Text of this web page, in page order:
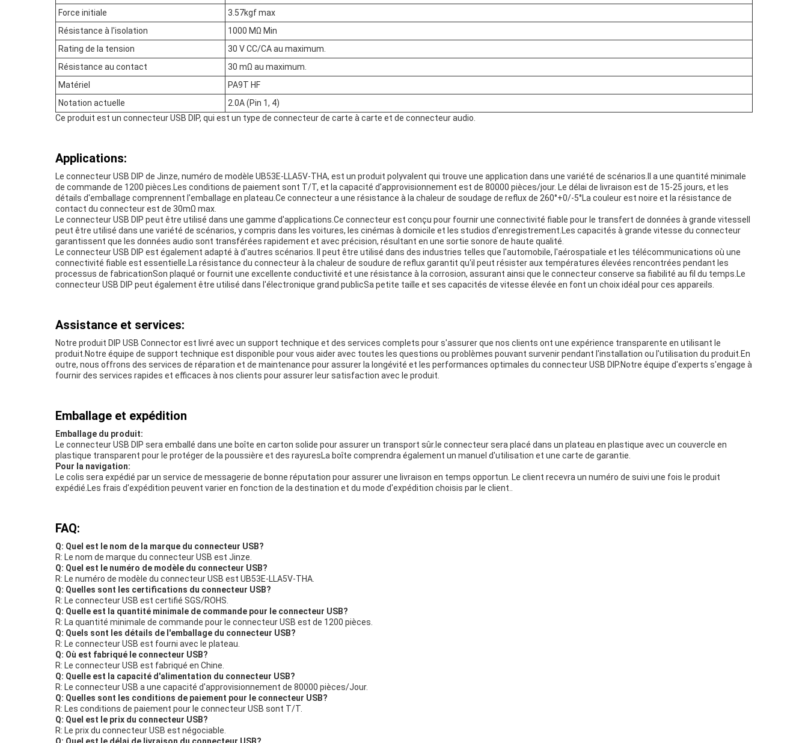
Force initiale
3.57kgf max
Résistance à l'isolation
1000 MΩ Min
Rating de la tension
30 V CC/CA au maximum.
Résistance au contact
30 mΩ au maximum.
Matériel
PA9T HF
Notation actuelle
2.0A (Pin 1, 4)
Ce produit est un connecteur USB DIP, qui est un type de connecteur de carte à carte et de connecteur audio.
Applications:
Le connecteur USB DIP de Jinze, numéro de modèle UB53E-LLA5V-THA, est un produit polyvalent qui trouve une application dans une variété de scénarios.Il a une quantité minimale
de commande de 1200 pièces.Les conditions de paiement sont T/T, et la capacité d'approvisionnement est de 80000 pièces/jour. Le délai de livraison est de 15-25 jours, et les
détails d'emballage comprennent l'emballage en plateau.Ce connecteur a une résistance à la chaleur de soudage de reflux de 260°+0/-5°La couleur est noire et la résistance de
contact du connecteur est de 30mΩ max.
Le connecteur USB DIP peut être utilisé dans une gamme d'applications.Ce connecteur est conçu pour fournir une connectivité fiable pour le transfert de données à grande vitesseIl
peut être utilisé dans une variété de scénarios, y compris dans les voitures, les cinémas à domicile et les studios d'enregistrement.Les capacités à grande vitesse du connecteur
garantissent que les données audio sont transférées rapidement et avec précision, résultant en une sortie sonore de haute qualité.
Le connecteur USB DIP est également adapté à d'autres scénarios. Il peut être utilisé dans des industries telles que l'automobile, l'aérospatiale et les télécommunications où une
connectivité fiable est essentielle.La résistance du connecteur à la chaleur de soudure de reflux garantit qu'il peut résister aux températures élevées rencontrées pendant les
processus de fabricationSon plaqué or fournit une excellente conductivité et une résistance à la corrosion, assurant ainsi que le connecteur conserve sa fiabilité au fil du temps.Le
connecteur USB DIP peut également être utilisé dans l'électronique grand publicSa petite taille et ses capacités de vitesse élevée en font un choix idéal pour ces appareils.
Assistance et services:
Notre produit DIP USB Connector est livré avec un support technique et des services complets pour s'assurer que nos clients ont une expérience transparente en utilisant le
produit.Notre équipe de support technique est disponible pour vous aider avec toutes les questions ou problèmes pouvant survenir pendant l'installation ou l'utilisation du produit.En
outre, nous offrons des services de réparation et de maintenance pour assurer la longévité et les performances optimales du connecteur USB DIP.Notre équipe d'experts s'engage à
fournir des services rapides et efficaces à nos clients pour assurer leur satisfaction avec le produit.
Emballage et expédition
Emballage du produit:
Le connecteur USB DIP sera emballé dans une boîte en carton solide pour assurer un transport sûr.le connecteur sera placé dans un plateau en plastique avec un couvercle en
plastique transparent pour le protéger de la poussière et des rayuresLa boîte comprendra également un manuel d'utilisation et une carte de garantie.
Pour la navigation:
Le colis sera expédié par un service de messagerie de bonne réputation pour assurer une livraison en temps opportun. Le client recevra un numéro de suivi une fois le produit
expédié.Les frais d'expédition peuvent varier en fonction de la destination et du mode d'expédition choisis par le client..
FAQ:
Q: Quel est le nom de la marque du connecteur USB?
R: Le nom de marque du connecteur USB est Jinze.
Q: Quel est le numéro de modèle du connecteur USB?
R: Le numéro de modèle du connecteur USB est UB53E-LLA5V-THA.
Q: Quelles sont les certifications du connecteur USB?
R: Le connecteur USB est certifié SGS/ROHS.
Q: Quelle est la quantité minimale de commande pour le connecteur USB?
R: La quantité minimale de commande pour le connecteur USB est de 1200 pièces.
Q: Quels sont les détails de l'emballage du connecteur USB?
R: Le connecteur USB est fourni avec le plateau.
Q: Où est fabriqué le connecteur USB?
R: Le connecteur USB est fabriqué en Chine.
Q: Quelle est la capacité d'alimentation du connecteur USB?
R: Le connecteur USB a une capacité d'approvisionnement de 80000 pièces/Jour.
Q: Quelles sont les conditions de paiement pour le connecteur USB?
R: Les conditions de paiement pour le connecteur USB sont T/T.
Q: Quel est le prix du connecteur USB?
R: Le prix du connecteur USB est négociable.